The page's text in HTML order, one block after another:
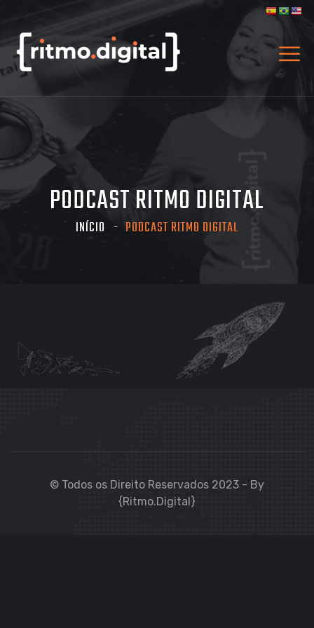
PODCAST RITMO DIGITAL
INÍCIO PODCAST RITMO DIGITAL
© Todos os Direito Reservados 2023 - By
{Ritmo.Digital}